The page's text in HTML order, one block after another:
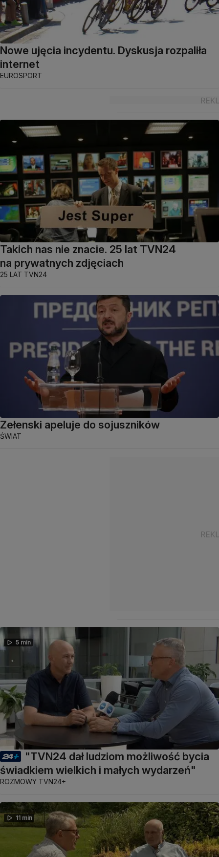
Nowe ujęcia incydentu. Dyskusja rozpaliła
internet
EUROSPORT
Takich nas nie znacie. 25 lat TVN24
na prywatnych zdjęciach
25 LAT TVN24
Zełenski apeluje do sojuszników
ŚWIAT
5 min
"TVN24 dał ludziom możliwość bycia
świadkiem wielkich i małych wydarzeń"
ROZMOWY TVN24+
11 min